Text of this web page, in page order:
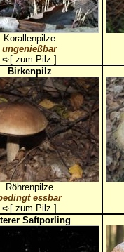
Korallenpilze
ungenießbar
➪[ zum Pilz ]
Birkenpilz
Röhrenpilze
essbar
➪[ zum Pilz ]
Saftporling